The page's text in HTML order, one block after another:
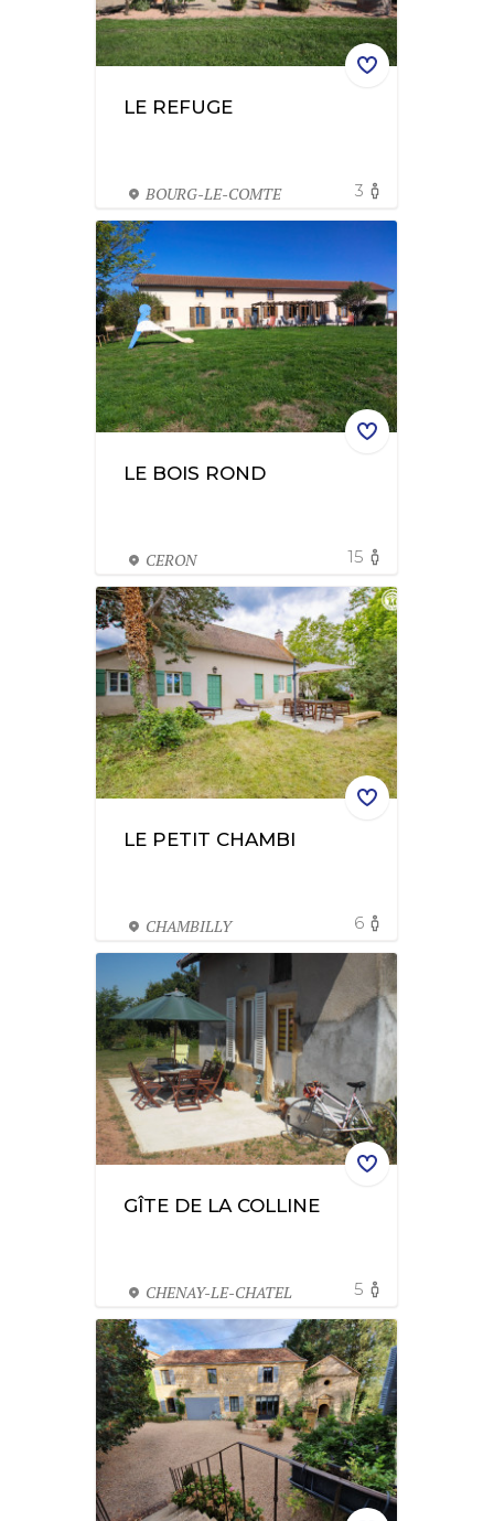
LE REFUGE
BOURG-LE-COMTE 3
LE BOIS ROND
CERON 15
LE PETIT CHAMBI
CHAMBILLY 6
GÎTE DE LA COLLINE
CHENAY-LE-CHATEL 5